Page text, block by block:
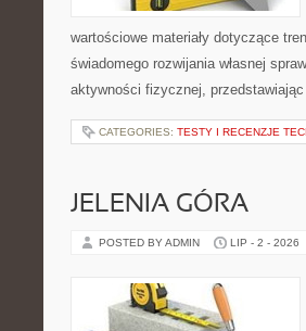
wartościowe materiały dotyczące
świadomego rozwijania własnej
aktywności fizycznej,
CATEGORIES: TESTY I RECENZJE
JELENIA GÓRA
POSTED BY ADMIN LIP - 2 - 2026